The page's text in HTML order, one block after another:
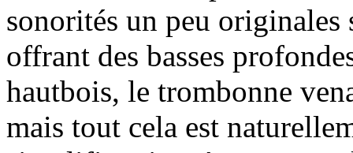
sonorités un peu originales
offrant des basses
hautbois, le trombonne
mais tout cela est